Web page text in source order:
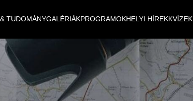
TUDOMÁNYGALÉRIÁKPROGRAMOKHELYI HÍREKKVÍZEK